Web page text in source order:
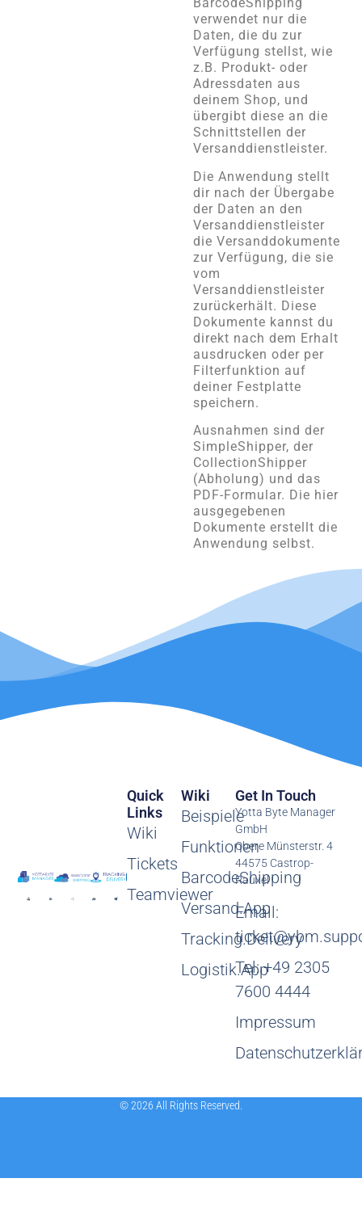
BarcodeShipping
verwendet nur die
Daten, die du zur
Verfügung stellst, wie
z.B. Produkt- oder
Adressdaten aus
deinem Shop, und
übergibt diese an die
Schnittstellen der
Versanddienstleister.
Die Anwendung stellt
dir nach der Übergabe
der Daten an den
Versanddienstleister
die Versanddokumente
zur Verfügung, die sie
vom
Versanddienstleister
zurückerhält. Diese
Dokumente kannst du
direkt nach dem Erhalt
ausdrucken oder per
Filterfunktion auf
deiner Festplatte
speichern.
Ausnahmen sind der
SimpleShipper, der
CollectionShipper
(Abholung) und das
PDF-Formular. Die hier
ausgegebenen
Dokumente erstellt die
Anwendung selbst.
Wiki
Beispiele
Funktionen
BarcodeShipping
Versand.App
Tracking.Delivery
Logistik.App
Quick
Links
Wiki
Tickets
Teamviewer
Get In Touch
Yotta Byte Manager
GmbH
Obere Münsterstr. 4
44575 Castrop-
Rauxel
Email:
Tel: +49 2305
7600 4444
Impressum
© 2026 All Rights Reserved.